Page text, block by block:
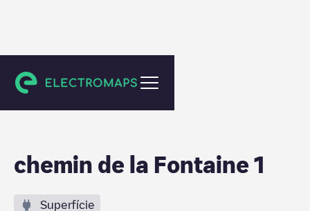
Nyon
chemin de la Fontaine 1
Superfície